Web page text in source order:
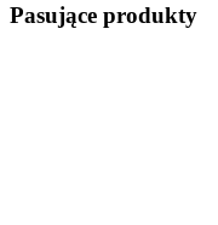
Pasujące produkty